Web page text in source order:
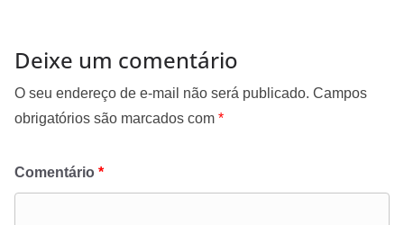
Deixe um comentário
O seu endereço de e-mail não será publicado. Campos
obrigatórios são marcados com *
Comentário *